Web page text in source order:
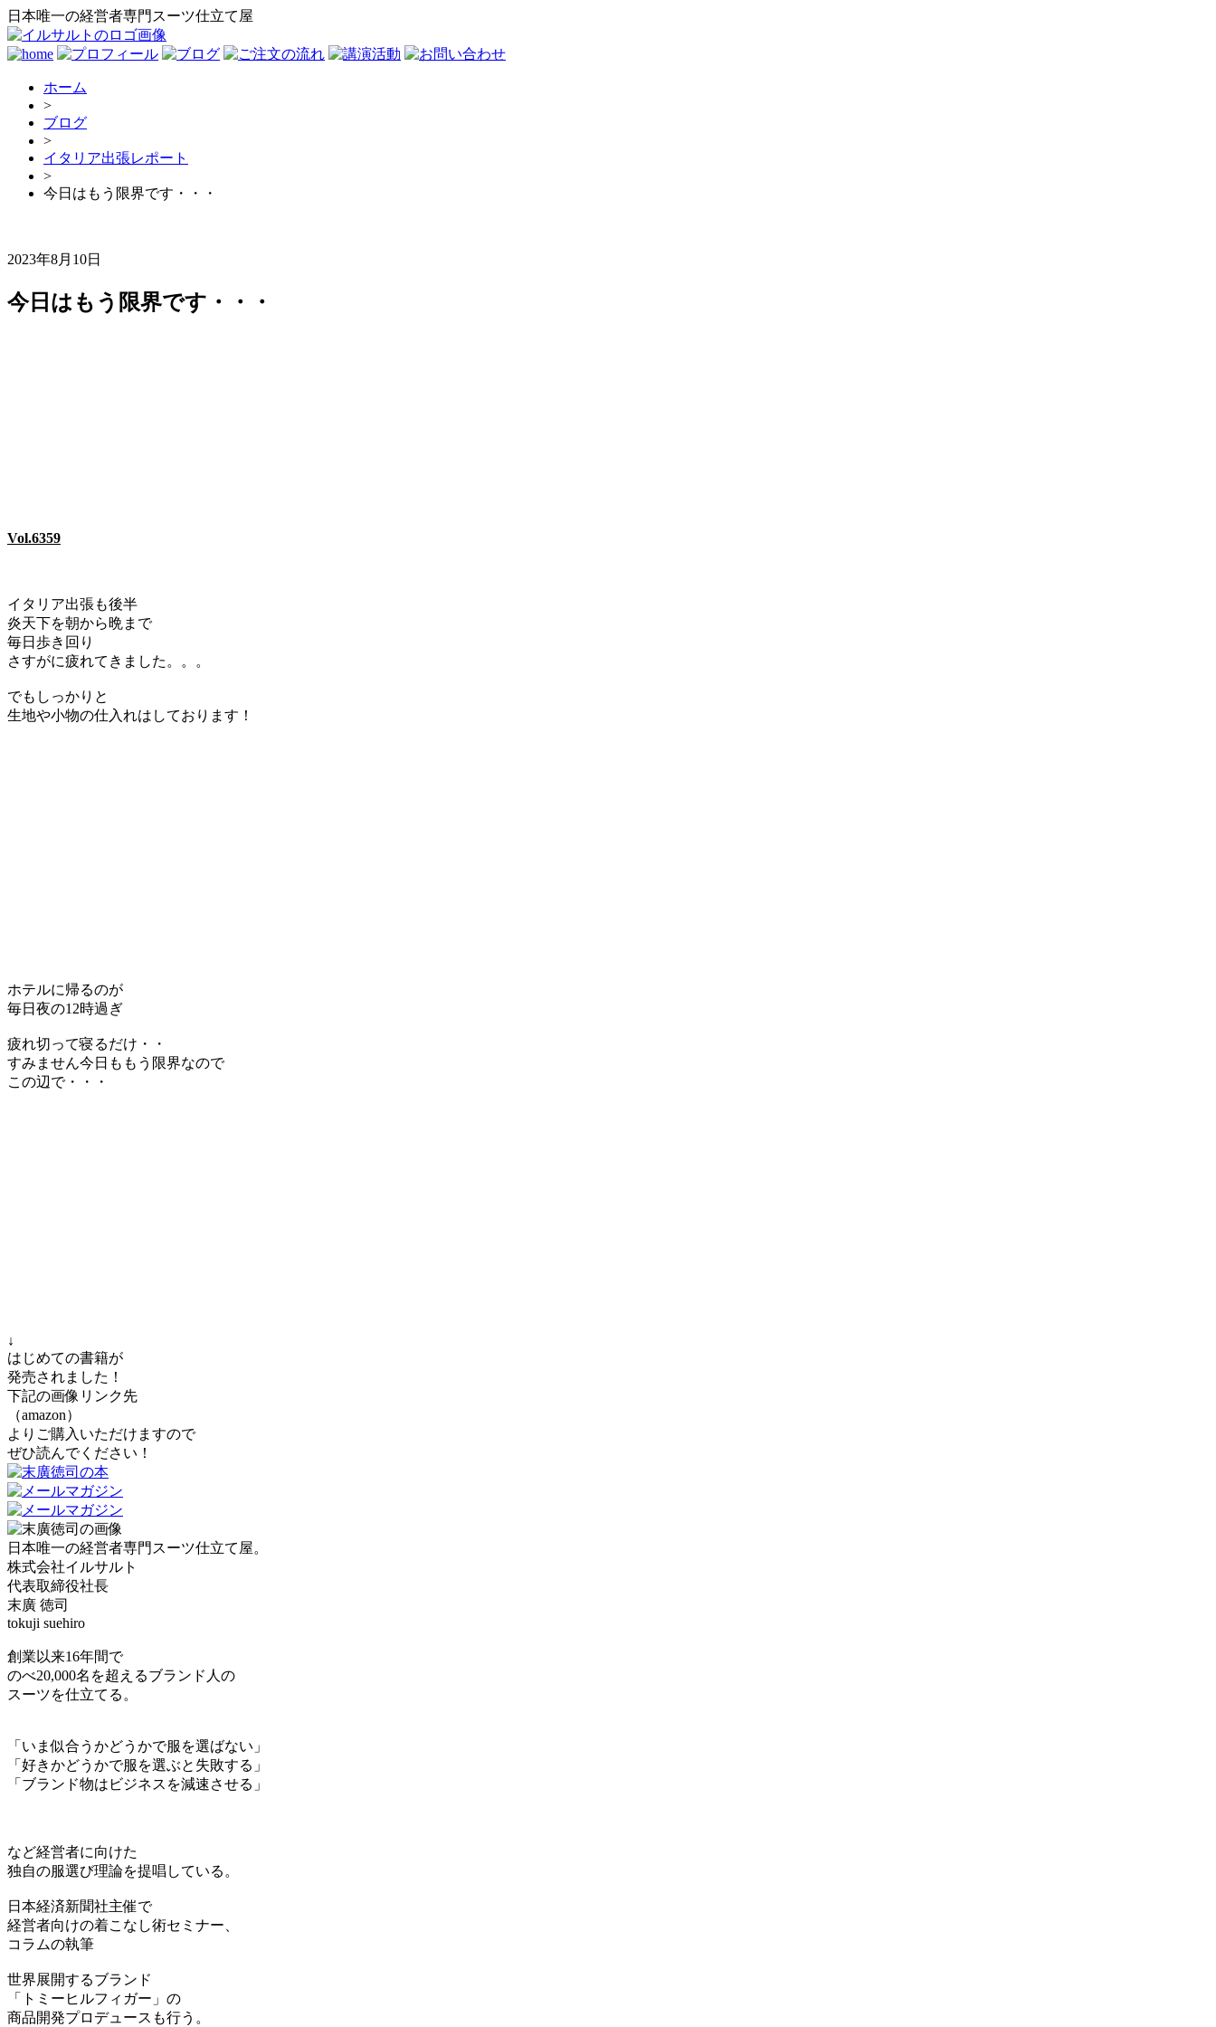
日本唯一の経営者専門スーツ仕立て屋
ホーム
>
ブログ
>
イタリア出張レポート
>
今日はもう限界です・・・
2023年8月10日
今日はもう限界です・・・
Vol.6359
イタリア出張も後半
炎天下を朝から晩まで
毎日歩き回り
さすがに疲れてきました。。。
でもしっかりと
生地や小物の仕入れはしております！
ホテルに帰るのが
毎日夜の12時過ぎ
疲れ切って寝るだけ・・
すみません今日ももう限界なので
この辺で・・・
↓
はじめての書籍が
発売されました！
下記の画像リンク先
（amazon）
よりご購入いただけますので
ぜひ読んでください！
日本唯一の経営者専門スーツ仕立て屋。
株式会社イルサルト
代表取締役社長
末廣 徳司
tokuji suehiro
創業以来16年間で
のべ20,000名を超えるブランド人の
スーツを仕立てる。
「いま似合うかどうかで服を選ばない」
「好きかどうかで服を選ぶと失敗する」
「ブランド物はビジネスを減速させる」
など経営者に向けた
独自の服選び理論を提唱している。
日本経済新聞社主催で
経営者向けの着こなし術セミナー、
コラムの執筆
世界展開するブランド
「トミーヒルフィガー」の
商品開発プロデュースも行う。